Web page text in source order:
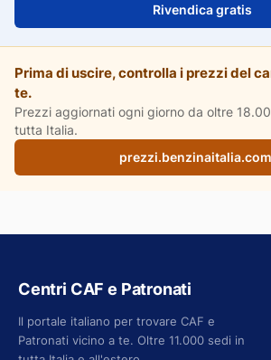
Rivendica gratis
Prima di uscire, controlla i prezzi del
te.
Prezzi aggiornati ogni giorno da oltre
tutta Italia.
Centri CAF e Patronati
Il portale italiano per trovare CAF e
Patronati vicino a te. Oltre 11.000 sedi in